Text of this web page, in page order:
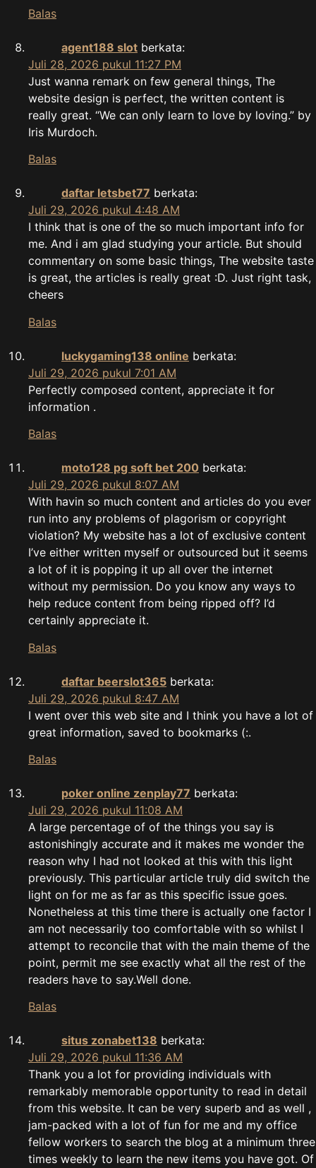
Balas
agent188 slot berkata:
Juli 28, 2026 pukul 11:27 PM
Just wanna remark on few general things, The
website design is perfect, the written content is
really great. “We can only learn to love by loving.” by
Iris Murdoch.
Balas
daftar letsbet77 berkata:
Juli 29, 2026 pukul 4:48 AM
I think that is one of the so much important info for
me. And i am glad studying your article. But should
commentary on some basic things, The website taste
is great, the articles is really great :D. Just right task,
cheers
Balas
luckygaming138 online berkata:
Juli 29, 2026 pukul 7:01 AM
Perfectly composed content, appreciate it for
information .
Balas
moto128 pg soft bet 200 berkata:
Juli 29, 2026 pukul 8:07 AM
With havin so much content and articles do you ever
run into any problems of plagorism or copyright
violation? My website has a lot of exclusive content
I’ve either written myself or outsourced but it seems
a lot of it is popping it up all over the internet
without my permission. Do you know any ways to
help reduce content from being ripped off? I’d
certainly appreciate it.
Balas
daftar beerslot365 berkata:
Juli 29, 2026 pukul 8:47 AM
I went over this web site and I think you have a lot of
great information, saved to bookmarks (:.
Balas
poker online zenplay77 berkata:
Juli 29, 2026 pukul 11:08 AM
A large percentage of of the things you say is
astonishingly accurate and it makes me wonder the
reason why I had not looked at this with this light
previously. This particular article truly did switch the
light on for me as far as this specific issue goes.
Nonetheless at this time there is actually one factor I
am not necessarily too comfortable with so whilst I
attempt to reconcile that with the main theme of the
point, permit me see exactly what all the rest of the
readers have to say.Well done.
Balas
situs zonabet138 berkata:
Juli 29, 2026 pukul 11:36 AM
Thank you a lot for providing individuals with
remarkably memorable opportunity to read in detail
from this website. It can be very superb and as well ,
jam-packed with a lot of fun for me and my office
fellow workers to search the blog at a minimum three
times weekly to learn the new items you have got. Of